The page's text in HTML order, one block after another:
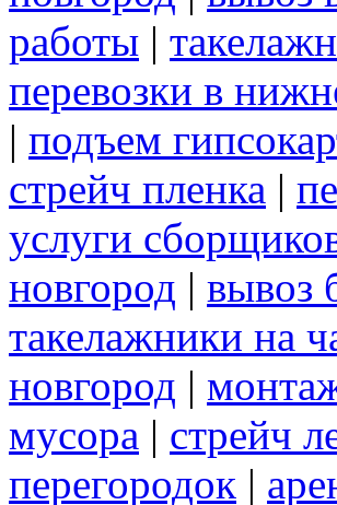
работы |
перевозки в
| подъем
стрейч пленка |
услуги
новгород | вывоз
такелажники на
новгород |
мусора | стрейч
перегородок |